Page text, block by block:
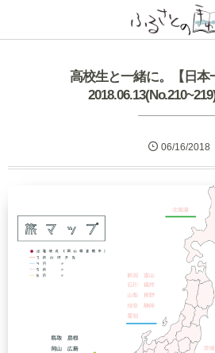
高校生と一緒に。【日本
06/16/2018